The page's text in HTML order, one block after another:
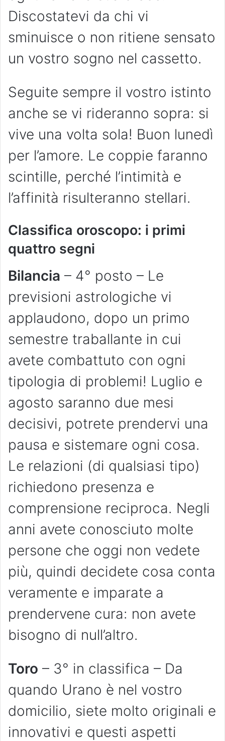
Discostatevi da chi vi
sminuisce o non ritiene sensato
un vostro sogno nel cassetto.
Seguite sempre il vostro istinto
anche se vi rideranno sopra: si
vive una volta sola! Buon lunedì
per l’amore. Le coppie faranno
scintille, perché l’intimità e
l’affinità risulteranno stellari.
Classifica oroscopo: i primi
quattro segni
Bilancia – 4° posto – Le
previsioni astrologiche vi
applaudono, dopo un primo
semestre traballante in cui
avete combattuto con ogni
tipologia di problemi! Luglio e
agosto saranno due mesi
decisivi, potrete prendervi una
pausa e sistemare ogni cosa.
Le relazioni (di qualsiasi tipo)
richiedono presenza e
comprensione reciproca. Negli
anni avete conosciuto molte
persone che oggi non vedete
più, quindi decidete cosa conta
veramente e imparate a
prendervene cura: non avete
bisogno di null’altro.
Toro – 3° in classifica – Da
quando Urano è nel vostro
domicilio, siete molto originali e
innovativi e questi aspetti